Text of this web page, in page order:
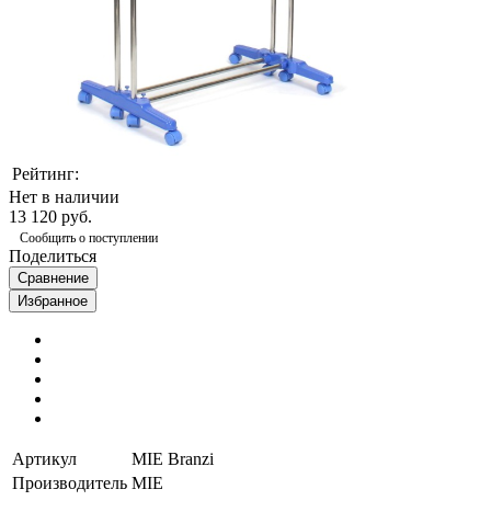
Рейтинг:
Нет в наличии
13 120 руб.
Сообщить о поступлении
Поделиться
Сравнение
Избранное
Артикул
MIE Branzi
Производитель MIE